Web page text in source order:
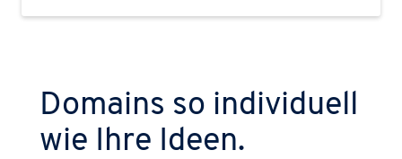
Domains so individuell
wie Ihre Ideen.